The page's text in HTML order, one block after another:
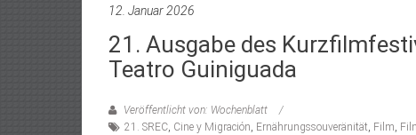
12. Januar 2026
21. Ausgabe des
Teatro Guiniguada
Veröffentlicht von: Wochenblatt
21. SREC, Cine y Migración, Ernährungssouveränität, Film,